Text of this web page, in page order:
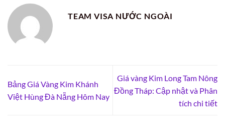
TEAM VISA NƯỚC NGOÀI
Bảng Giá Vàng Kim Khánh
Việt Hùng Đà Nẵng Hôm Nay
Giá vàng Kim Long Tam Nông
Đồng Tháp: Cập nhật và Phân
tích chi tiết